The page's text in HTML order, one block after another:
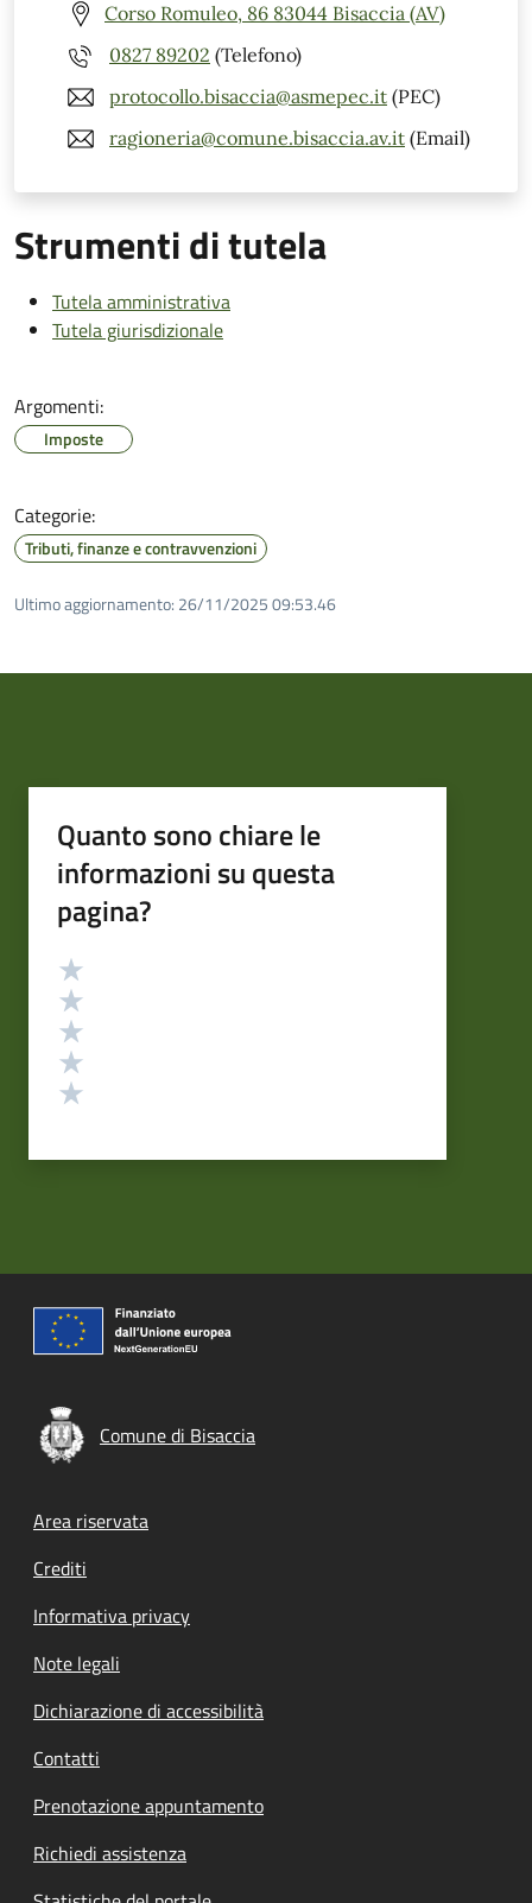
Corso Romuleo, 86 83044 Bisaccia (AV)
0827 89202 (Telefono)
protocollo.bisaccia@asmepec.it (PEC)
ragioneria@comune.bisaccia.av.it (Email)
Strumenti di tutela
Tutela amministrativa
Tutela giurisdizionale
Argomenti:
Imposte
Categorie:
Tributi, finanze e contravvenzioni
Ultimo aggiornamento: 26/11/2025 09:53.46
Quanto sono chiare le
informazioni su questa
pagina?
Valutazione
Comune di Bisaccia
Footer menu
Area riservata
Crediti
Informativa privacy
Note legali
Dichiarazione di accessibilità
Contatti
Prenotazione appuntamento
Richiedi assistenza